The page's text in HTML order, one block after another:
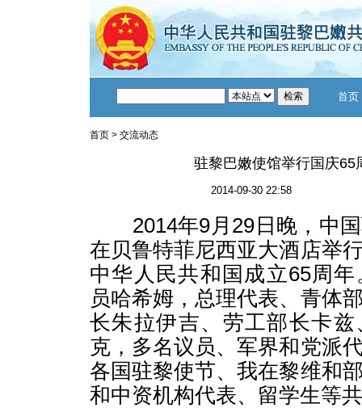
首页
首页 > 交流动态
驻黎巴嫩使馆举行国庆65
2014-09-30 22:58
2014年9月29日晚，中国
在贝鲁特菲尼西亚大酒店举
中华人民共和国成立65周
员哈希姆，总理代表、青体
长朱拉伊吉、劳工部长卡
克，多名议员、军界和党派
各国驻黎使节、我在黎维和
和中资机构代表、留学生等